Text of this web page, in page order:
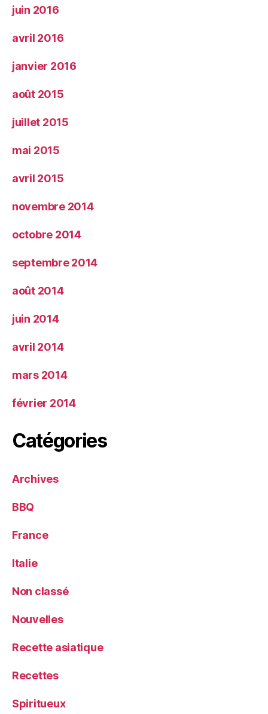
juin 2016
avril 2016
janvier 2016
août 2015
juillet 2015
mai 2015
avril 2015
novembre 2014
octobre 2014
septembre 2014
août 2014
juin 2014
avril 2014
mars 2014
février 2014
Catégories
Archives
BBQ
France
Italie
Non classé
Nouvelles
Recette asiatique
Recettes
Spiritueux